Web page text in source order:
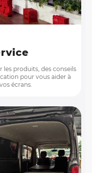
les produits, des conseils
pour vous aider à
écrans.